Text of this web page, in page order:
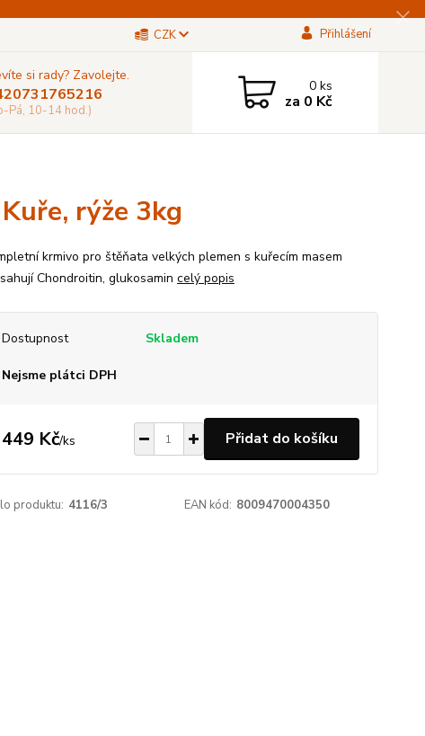
CZK Přihlášení
si rady? Zavolejte.
Pá, 10-14 hod.)
0ks
za 0 Kč
rýže 3kg
krmivo pro štěňata velkých plemen s kuřecím masem
Chondroitin, glukosamin celý popis
Dostupnost Skladem
Nejsme plátci DPH
449 Kč/ks Přidat do košíku
produktu: 4116/3 EAN kód: 8009470004350